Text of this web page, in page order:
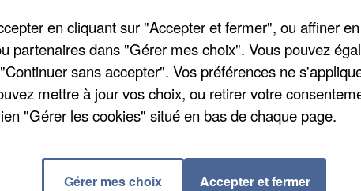
en cliquant sur "Accepter et fermer", ou affiner
partenaires dans "Gérer mes choix". Vous pouvez
sans accepter". Vos préférences ne
mettre à jour vos choix, ou retirer votre
"Gérer les cookies" situé en bas de chaque page.
Gérer mes choix Accepter et fermer